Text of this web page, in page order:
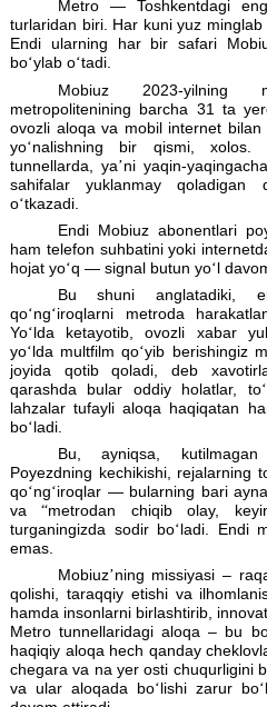
Endi Toshkent
nafaqat yerosti
davomida aloqada bo
Metro
—
turlaridan biri. Har kuni yuz
Endi ularning har bir safari
bo ‘ylab o‘tadi.
Mobiuz 2023-
metropolitenining barcha 31 ta
ovozli aloqa va mobil internet
yo‘nalishning bir qismi,
tunnellarda, ya’ni yaqin-
sahifalar yuklanmay
o‘tkazadi.
Endi Mobiuz
ham telefon suhbatini yoki
hojat yo‘ q— signal butun yo l
Bu shuni
qo ‘ng‘
lda ketayotib, ovozli
yo‘lda multfilm qo‘yib
joyida qotib qoladi, deb
qarashda bular oddiy
lahzalar tufayli aloqa
Bu, ayniqsa,
Poyezdning kechikishi,
qo‘ng ‘iroqlar— bularning bari
va“metrodan chiqib olay,
turganingizda sodir bo‘ladi.
emas.